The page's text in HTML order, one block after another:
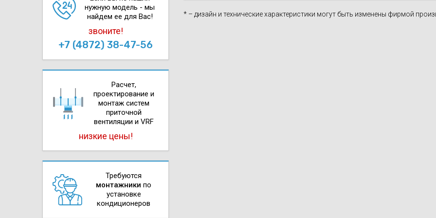
нужную модель - мы
найдем ее для Вас!
звоните!
+7 (4872) 38-47-56
Расчет,
проектирова­ние и
монтаж систем
приточной
вентиляции и VRF
низкие цены!
Требуются
монтажники по
установке
кондиционеров
* – дизайн и технические характеристики могут быть изменены фирмой